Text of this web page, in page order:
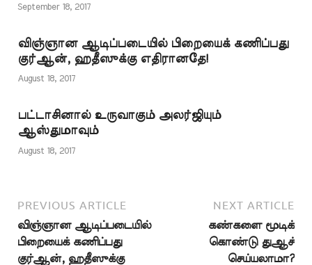
கொள்கையாளர்கள்
தொழுததில்லை.பள்ளிகளி
லேயே தொழுது
கொண்டிருக்கின்றனர்.
தொழும் இந்த நபிவழியை
அமல்படுத்தும் விதமாக
பிரசுரங்கள்,சுவரொட்டிக
September 18, 2017
விஞ்ஞான ஆடிப்படையில் பிறையைக் கணிப்பது
குர்ஆன், ஹதீஸுக்கு எதிரானதே!
August 18, 2017
பட்டாசினால் உருவாகும் அலர்ஜியும்
ஆஸ்துமாவும்
August 18, 2017
PREVIOUS ARTICLE
விஞ்ஞான ஆடிப்படையில்
பிறையைக் கணிப்பது
குர்ஆன், ஹதீஸுக்கு
NEXT ARTICLE
கண்களை மூடிக்
கொண்டு துஆச்
செய்யலாமா?